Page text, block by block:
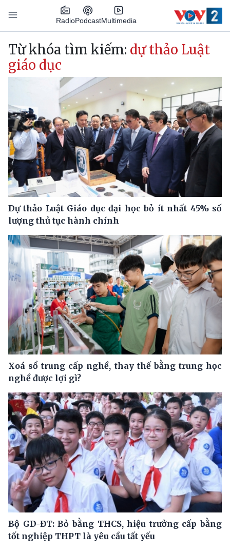
Nhảy đến nội dung
RadioPodcastMultimedia
Main navigation
Từ khóa tìm kiếm: dự thảo Luật
giáo dục
Dự thảo Luật Giáo dục đại học bỏ ít nhất 45% số
lượng thủ tục hành chính
Xoá sổ trung cấp nghề, thay thế bằng trung học
nghề được lợi gì?
Bộ GD-ĐT: Bỏ bằng THCS, hiệu trưởng cấp bằng
tốt nghiệp THPT là yêu cầu tất yếu